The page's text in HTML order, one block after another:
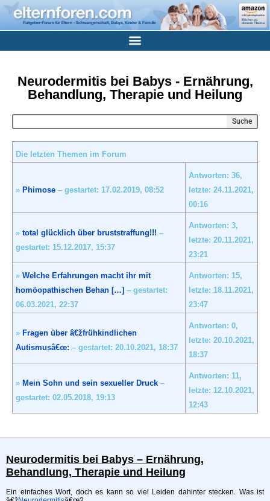
Neurodermitis bei Babys - Ernährung,
Behandlung, Therapie und Heilung
Suche
Die letzten Themen im Forum
» Phimose – gestartet: 17.02.2019, 08:52
Antworten: 36,
letzte: 24.11.2021,
00:16
» total glücklich über bruststraffung!!! –
gestartet: 15.12.2017, 15:37
Antworten: 3,
letzte: 20.11.2021,
23:21
» Welche Erfahrungen macht ihr mit
homöopathischen Behan […] – gestartet:
06.03.2021, 22:37
Antworten: 15,
letzte: 18.11.2021,
23:47
» Fragen über â€žfrühkindlichen
Autismusâ€œ: – gestartet: 20.10.2021, 18:37
Antworten: 0,
letzte: 20.10.2021,
18:37
» Mein Sohn und sein sexueller Druck –
gestartet: 02.05.2018, 19:13
Antworten: 11,
letzte: 12.10.2021,
12:43
Neurodermitis bei Babys – Ernährung,
Behandlung, Therapie und Heilung
Ein einfaches Wort, doch es kann so viel Leiden dahinter stecken. Was ist